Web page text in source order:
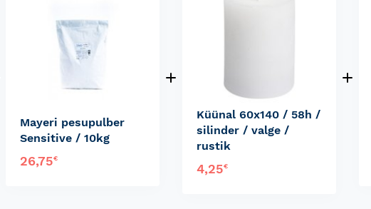
Mayeri pesupulber
Sensitive / 10kg
26,75
€
Küünal 60x140 / 58h /
silinder / valge /
rustik
4,25
€